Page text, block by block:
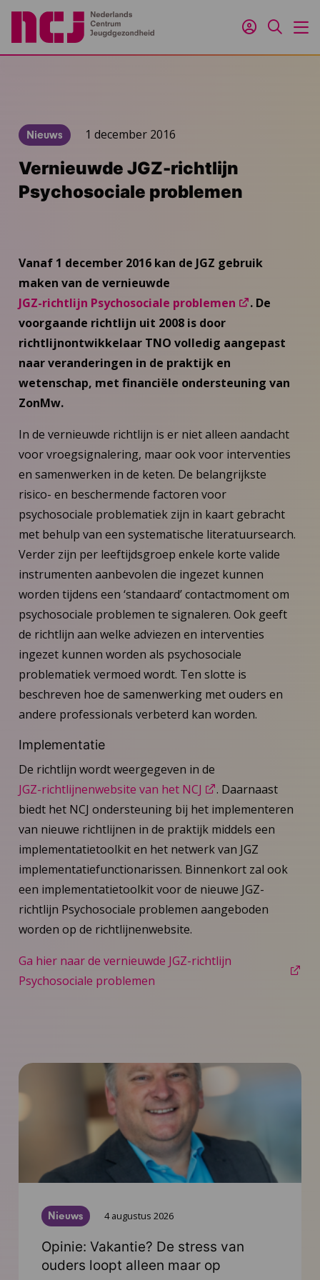
Inloggen
Zoeken
Nieuws 1 december 2016
Vernieuwde JGZ-richtlijn
Psychosociale problemen
Vanaf 1 december 2016 kan de JGZ gebruik
maken van de vernieuwde
JGZ-richtlijn Psychosociale problemen
. De
voorgaande richtlijn uit 2008 is door
richtlijnontwikkelaar TNO volledig aangepast
naar veranderingen in de praktijk en
wetenschap, met financiële ondersteuning van
ZonMw.
In de vernieuwde richtlijn is er niet alleen aandacht
voor vroegsignalering, maar ook voor interventies
en samenwerken in de keten. De belangrijkste
risico- en beschermende factoren voor
psychosociale problematiek zijn in kaart gebracht
met behulp van een systematische literatuursearch.
Verder zijn per leeftijdsgroep enkele korte valide
instrumenten aanbevolen die ingezet kunnen
worden tijdens een ‘standaard’ contactmoment om
psychosociale problemen te signaleren. Ook geeft
de richtlijn aan welke adviezen en interventies
ingezet kunnen worden als psychosociale
problematiek vermoed wordt. Ten slotte is
beschreven hoe de samenwerking met ouders en
andere professionals verbeterd kan worden.
Implementatie
De richtlijn wordt weergegeven in de
JGZ-richtlijnenwebsite van het NCJ
. Daarnaast
biedt het NCJ ondersteuning bij het implementeren
van nieuwe richtlijnen in de praktijk middels een
implementatietoolkit en het netwerk van JGZ
implementatiefunctionarissen. Binnenkort zal ook
een implementatietoolkit voor de nieuwe JGZ-
richtlijn Psychosociale problemen aangeboden
worden op de richtlijnenwebsite.
Ga hier naar de vernieuwde JGZ-richtlijn
Psychosociale problemen
Nieuws 4 augustus 2026
Opinie: Vakantie? De stress van
ouders loopt alleen maar op